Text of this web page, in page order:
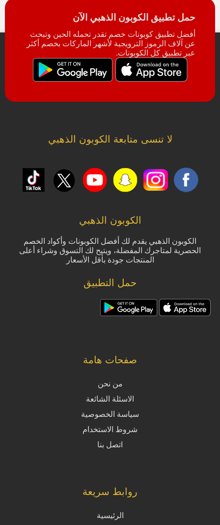
حمل تطبيق الكوبون الذهبي الآن
أفضل تطبيق كوبونات خصم تقدر تحمله الحين وتبحث
عن آلاف الرموز الترويجية لأشهر الماركات بخصم أكثر
عبر تطبيق كل الكوبونات.
لا تنسى متابعة الكوبون الذهبي
الكوبون الذهبي
الكوبون الذهبي يقدم لك أفضل الكوبونات وأكواد الخصم
الحصرية لمتاجرك المفضلة، ويتيح لك التسوق وشراء أعلى
المنتجات جودة بأقل الأسعار
حمل التطبيق
صفحات هامة
من نحن
الاسئلة الشائعة
سياسة الخصوصية
شروط الاستخدام
اتصل بنا
روابط سريعة
الرئيسية